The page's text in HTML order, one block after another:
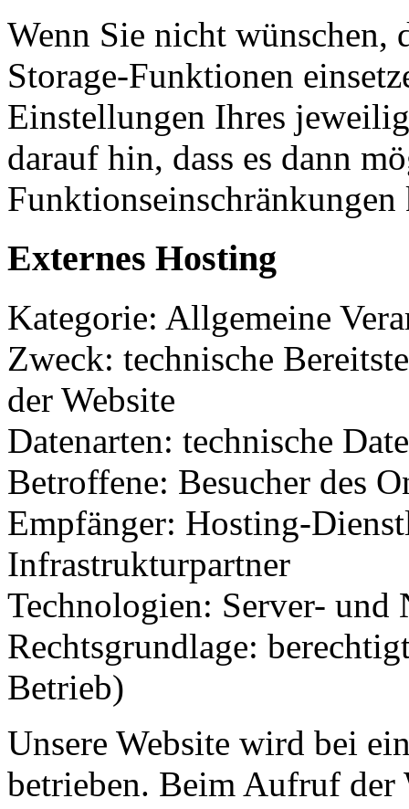
Wenn Sie nicht wünschen,
Storage-Funktionen
Einstellungen Ihres
darauf hin, dass es dann
Externes Hosting
Kategorie: Allgemeine
Zweck: technische
der Website
Datenarten: technische
Betroffene: Besucher des
Empfänger: Hosting-
Infrastrukturpartner
Technologien: Server-
Rechtsgrundlage:
Betrieb)
Unsere Website wird bei
betrieben. Beim Aufruf der